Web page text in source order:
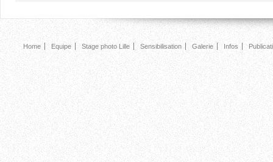
Home Equipe Stage photo Lille Sensibilisation Galerie Infos